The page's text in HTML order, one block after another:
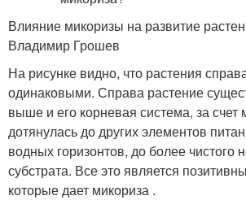
Влияние микоризы на развитие
Владимир Грошев
На рисунке видно, что растения
одинаковыми. Справа растение
выше и его корневая система, за счет
дотянулась до других элементов
водных горизонтов, до более чистого
субстрата. Все это является
которые дает микориза .